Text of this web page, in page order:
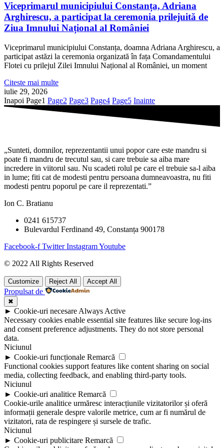
Viceprimarul municipiului Constanța, Adriana
Arghirescu, a participat la ceremonia prilejuită de
Ziua Imnului Național al României
Viceprimarul municipiului Constanța, doamna Adriana Arghirescu, a
participat astăzi la ceremonia organizată în fața Comandamentului
Flotei cu prilejul Zilei Imnului Național al României, un moment
Citeste mai multe
iulie 29, 2026
Inapoi Page1 Page2 Page3 Page4 Page5 Inainte
„Sunteti, domnilor, reprezentantii unui popor care este mandru si
poate fi mandru de trecutul sau, si care trebuie sa aiba mare
incredere in viitorul sau. Nu scadeti rolul pe care el trebuie sa-l aiba
in lume; fiti cat de modesti pentru persoana dumneavoastra, nu fiti
modesti pentru poporul pe care il reprezentati.”
Ion C. Bratianu
0241 615737
Bulevardul Ferdinand 49, Constanța 900178
Facebook-f Twitter InstagramYoutube
© 2022 All Rights Reserved
Customize Reject All Accept All
Propulsat de
✖
► Cookie-uri necesare Always Active
Necessary cookies enable essential site features like secure log-ins
and consent preference adjustments. They do not store personal
data.
Niciunul
► Cookie-uri funcționale Remarcă
Functional cookies support features like content sharing on social
media, collecting feedback, and enabling third-party tools.
Niciunul
► Cookie-uri analitice Remarcă
Cookie-urile analitice urmăresc interacțiunile vizitatorilor și oferă
informații generale despre valorile metrice, cum ar fi numărul de
vizitatori, rata de respingere și sursele de trafic.
Niciunul
► Cookie-uri publicitare Remarcă